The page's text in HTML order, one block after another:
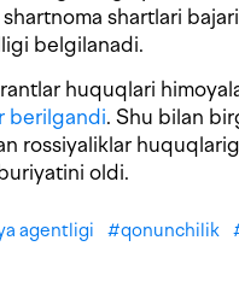
shartnoma shartlari
belgilanadi.
huquqlari
berilgandi. Shu bilan
rossiyaliklar
oldi.
agentligi #qonunchilik